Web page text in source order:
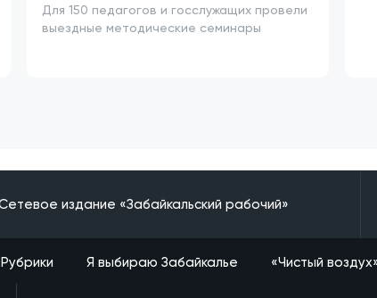
Для 150 педагогов и госслужащих провели
выездные методические семинары
издание «Забайкальский рабочий»
Рубрики Я выбираю Забайкалье «Чистый